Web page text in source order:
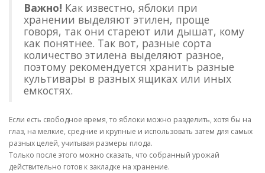
Важно! Как известно, яблоки при
хранении выделяют этилен, проще
говоря, так они стареют или дышат, кому
как понятнее. Так вот, разные сорта
количество этилена выделяют разное,
поэтому рекомендуется хранить разные
культивары в разных ящиках или иных
емкостях.
Если есть свободное время, то яблоки можно разделить, хотя бы на
глаз, на мелкие, средние и крупные и использовать затем для самых
разных целей, учитывая размеры плода.
Только после этого можно сказать, что собранный урожай
действительно готов к закладке на хранение.